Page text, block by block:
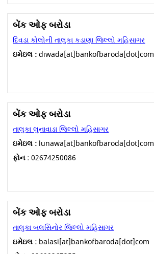
બેંક ઓફ બરોડા
દિવડા કોલોની તાલુકા કડાણા જિલ્લો મહિસાગર
ઇમેઇલ :diwada[at]bankofbaroda[dot]com
બેંક ઓફ બરોડા
તાલુકા લુનાવાડા જિલ્લો મહિસાગર
ઇમેઇલ : lunawa[at]bankofbaroda[dot]com
ફોન :02674250086
બેંક ઓફ બરોડા
તાલુકા બલસિનોર જિલ્લો મહિસાગર
ઇમેઇલ : balasi[at]bankofbaroda[dot]com